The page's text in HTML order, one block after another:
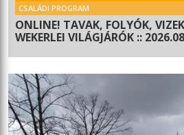
CSALÁDI PROGRAM
ONLINE! TAVAK, FOLYÓK,
WEKERLEI VILÁGJÁRÓK ::